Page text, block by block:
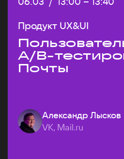
Продукт UX&UI
A/B-
Почты
Александр Лысков
VK, Mail.ru